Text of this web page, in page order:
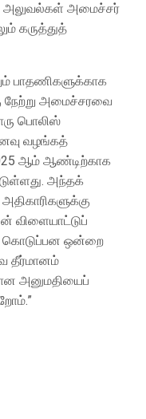
அலுவல்கள் அமைச்சர்
கருத்துத்
பாதணிகளுக்காக
அமைச்சரவை
பொலிஸ்
வழங்கத்
ஆம் ஆண்டிற்காக
அந்தக்
விளையாட்டுப்
கொடுப்பன ஒன்றை
தீர்மானம்
அனுமதியைப்